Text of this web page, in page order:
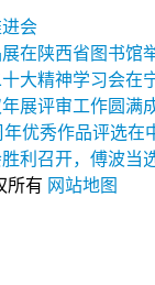
会
在陕西省图书馆
大精神学习会在
展评审工作圆满
优秀作品评选在
利召开，傅波当
所有 网站地图